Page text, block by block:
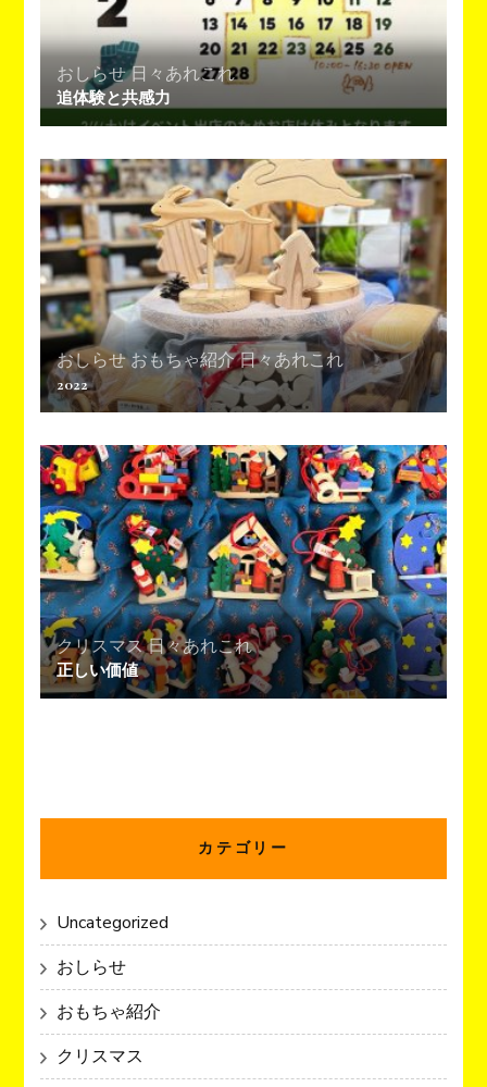
おしらせ日々あれこれ
追体験と共感力
おしらせ おもちゃ紹介日々あれこれ
2022
クリスマス日々あれこれ
正しい価値
カテゴリー
Uncategorized
おしらせ
おもちゃ紹介
クリスマス